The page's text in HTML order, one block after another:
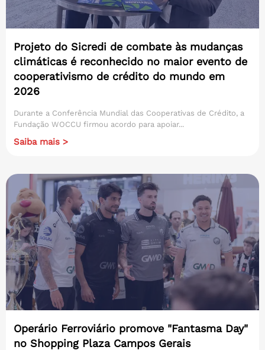
Projeto do Sicredi de combate às mudanças
climáticas é reconhecido no maior evento de
cooperativismo de crédito do mundo em
2026
Durante a Conferência Mundial das Cooperativas de Crédito, a
Fundação WOCCU firmou acordo para apoiar...
Saiba mais >
Operário Ferroviário promove "Fantasma Day"
no Shopping Plaza Campos Gerais